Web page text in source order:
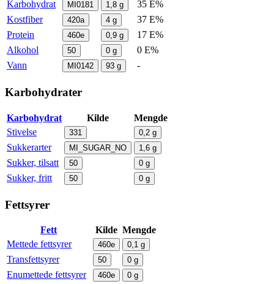
Karbohydrat
MI0181 1,8 g
35 E%
Kostfiber
420a 4 g
37 E%
Protein
460e 0,9 g
17 E%
Alkohol
50 0 g
0 E%
Vann
MI0142 93 g -
Karbohydrater
Karbohydrat Kilde
Mengde
Stivelse
331 0,2 g
Sukkerarter MI_SUGAR_NO 1,6 g
Sukker, tilsatt 50 0 g
Sukker, fritt 50 0 g
Fettsyrer
Fett Kilde Mengde
Mettede fettsyrer
460e 0,1 g
Transfettsyrer 50 0 g
Enumettede fettsyrer 460e 0 g